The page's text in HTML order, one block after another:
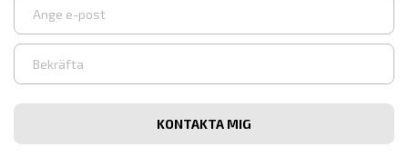
Ange
e-
Bekräfta
post